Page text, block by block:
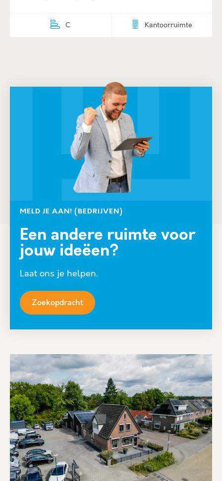
C Kantoorruimte
MELD JE AAN! (BEDRIJVEN)
Een andere ruimte voor
jouw ideëen?
Laat ons je helpen.
Zoekopdracht